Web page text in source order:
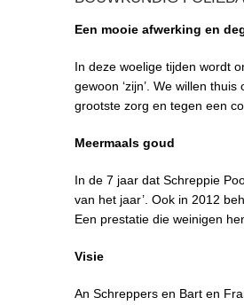
Een mooie afwerking en
In deze woelige tijden wordt
gewoon ‘zijn’. We willen
grootste zorg en tegen een
Meermaals goud
In de 7 jaar dat Schreppie
van het jaar’. Ook in 2012
Een prestatie die weinigen
Visie
An Schreppers en Bart en